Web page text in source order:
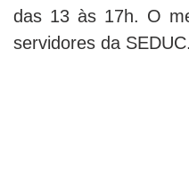
das 13 às 17h. O
servidores da SEDUC.